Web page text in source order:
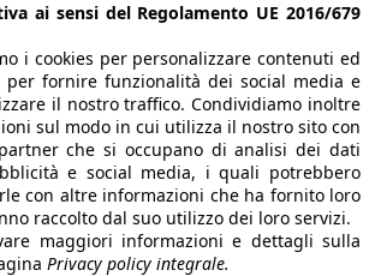
Per la tua pubblicità
Iscriviti alla
newsletter
ai sensi del Regolamento UE 2016/679
i cookies per personalizzare contenuti ed
per fornire funzionalità dei social media e
il nostro traffico. Condividiamo inoltre
sul modo in cui utilizza il nostro sito con
che si occupano di analisi dei dati
e social media, i quali potrebbero
con altre informazioni che ha fornito loro
raccolto dal suo utilizzo dei loro servizi.
maggiori informazioni e dettagli sulla
Privacy policy integrale.